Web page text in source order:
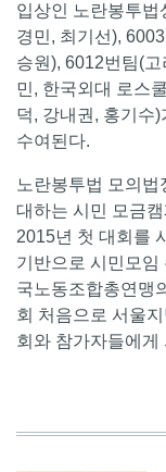
입상인 노란봉투법
경민, 최기선),
승원), 6012번팀(
민, 한국외대 로스
덕, 강내권, 홍기수
수여된다.
노란봉투법 모의
대하는 시민 모금
2015년 첫 대회를
기반으로 시민모
국노동조합총연맹
회 처음으로 서울
회와 참가자들에게